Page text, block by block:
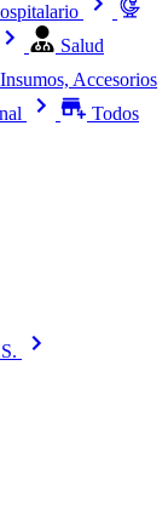
Salud
Insumos, Accesorios
Todos